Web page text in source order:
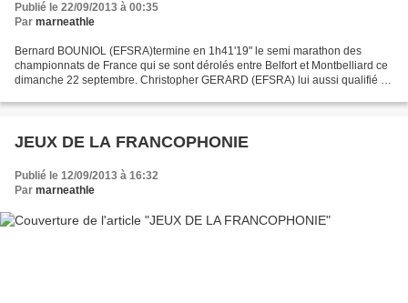
Publié le 22/09/2013 à 00:35
Par marneathle
Bernard BOUNIOL (EFSRA)termine en 1h41'19" le semi marathon des
championnats de France qui se sont dérolés entre Belfort et Montbelliard ce
dimanche 22 septembre. Christopher GERARD (EFSRA) lui aussi qualifié a
JEUX DE LA FRANCOPHONIE
Publié le 12/09/2013 à 16:32
Par marneathle